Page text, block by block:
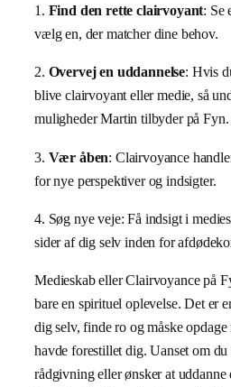
1. Find den rette clairvoyant: Se
vælg en, der matcher dine behov.
2. Overvej en uddannelse: Hvis
blive clairvoyant eller medie, så
muligheder Martin tilbyder på Fyn.
3. Vær åben: Clairvoyance
for nye perspektiver og indsigter.
4. Søg nye veje: Få indsigt i
sider af dig selv inden for
Medieskab eller Clairvoyance på
bare en spirituel oplevelse. Det er
dig selv, finde ro og måske
havde forestillet dig. Uanset om
rådgivning eller ønsker at